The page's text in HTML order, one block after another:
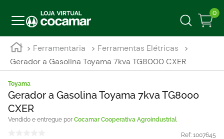
0
Ferramentaria
Ferramentas Elétricas
Gerador a Gasolina Toyama 7kva TG8000 CXER
Toyama
Gerador a Gasolina Toyama 7kva TG8000
CXER
Cocamar Cooperativa Agroindustrial
Ref: 1007645